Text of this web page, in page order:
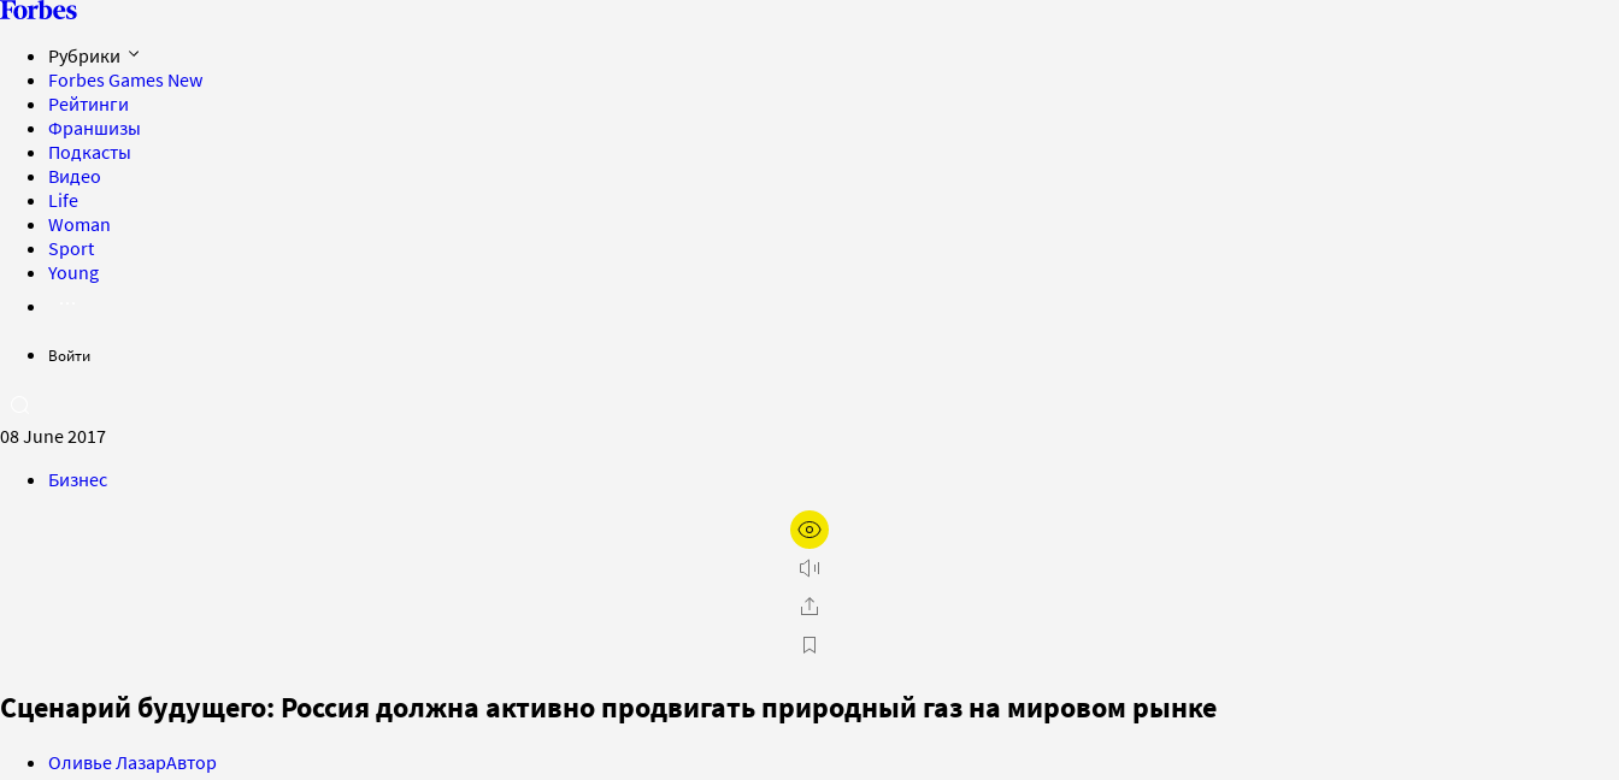
Рубрики
Forbes Games New
Рейтинги
Франшизы
Подкасты
Видео
Life
Woman
Sport
Young
Войти
08 June 2017
Бизнес
Сценарий будущего: Россия должна активно продвигать природный газ на мировом рынке
Оливье ЛазарАвтор